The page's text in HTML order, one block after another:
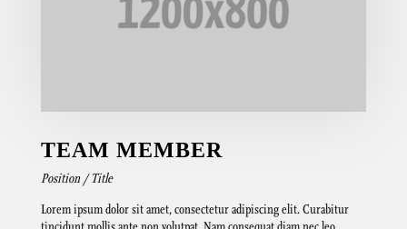
TEAM MEMBER
Position / Title
Lorem ipsum dolor sit amet, consectetur adipiscing elit. Curabitur